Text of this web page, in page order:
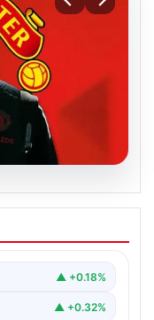
duyurdu!
belli oldu
▲ +0.18%
▲ +0.32%